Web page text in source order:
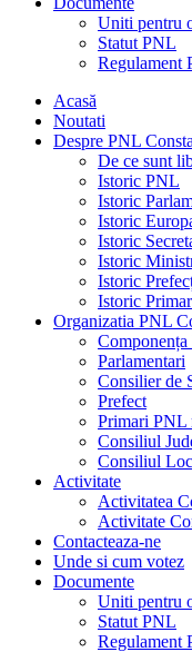
Uniti pentru
Statut PNL
Regulament
Acasă
Noutati
Despre PNL
De ce sunt
Istoric PNL
Istoric
Istoric
Istoric
Istoric
Istoric
Istoric
Organizatia PNL
Parlamentari
Consilier de
Prefect
Primari PNL
Consiliul
Consiliul
Activitate
Activitatea
Activitate
Contacteaza-ne
Unde si cum votez
Documente
Uniti pentru
Statut PNL
Regulament